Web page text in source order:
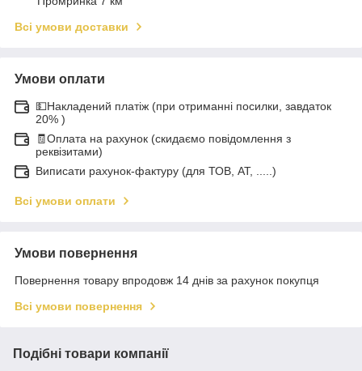
Всі умови доставки
Умови оплати
💵Накладений платіж (при отриманні посилки, завдаток
20% )
🧾Оплата на рахунок (скидаємо повідомлення з
реквізитами)
Виписати рахунок-фактуру (для ТОВ, АТ, .....)
Всі умови оплати
Умови повернення
Повернення товару впродовж 14 днів за рахунок покупця
Всі умови повернення
Подібні товари компанії